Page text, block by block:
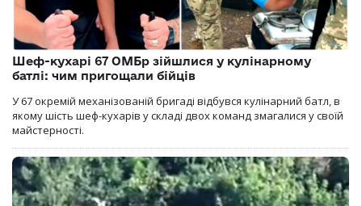
Шеф-кухарі 67 ОМБр зійшлися у кулінарному
батлі: чим пригощали бійців
У 67 окремій механізованій бригаді відбувся кулінарний батл, в
якому шість шеф-кухарів у складі двох команд змагалися у своїй
майстерності.